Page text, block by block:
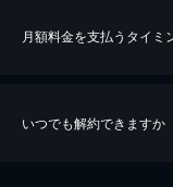
※40％ポイント還元の対象は
iOSアプリのUコイン決済
月額料金を支払うタイミ
いつでも解約できますか